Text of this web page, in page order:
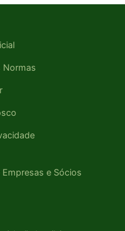
Normas
e Sócios